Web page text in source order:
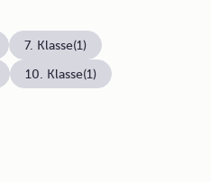
7. Klasse(1)
10. Klasse(1)